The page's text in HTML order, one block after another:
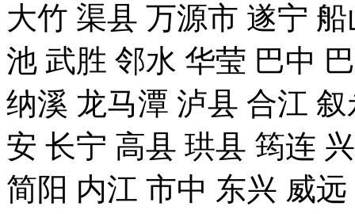
大竹 渠县 万源市 遂宁
池 武胜 邻水 华莹 巴中
纳溪 龙马潭 泸县 合江
安 长宁 高县 珙县 筠连
简阳 内江 市中 东兴 威